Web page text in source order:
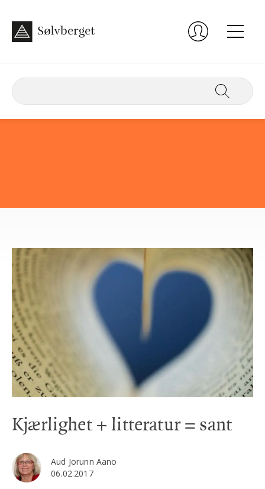
Kjærlighet + litteratur = sant
Aud Jorunn Aano
06.02.2017